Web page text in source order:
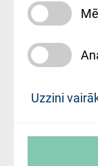
cenrādis
Uzzini
slimnīca,